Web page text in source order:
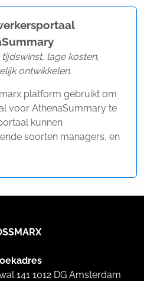
lage kosten,
ontwikkelen.
platform gebruikt om
voor AthenaSummary te
kunnen
soorten managers, en
141 1012 DG Amsterdam